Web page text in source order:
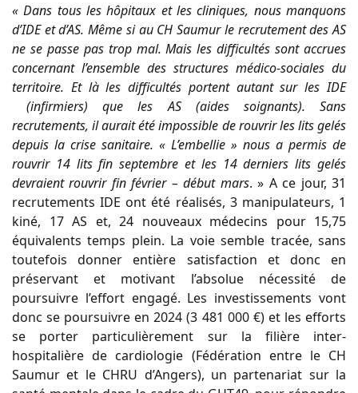
« Dans tous les hôpitaux et les cliniques, nous manquons
d’IDE et d’AS. Même si au CH Saumur le recrutement des AS
ne se passe pas trop mal. Mais les difficultés sont accrues
concernant l’ensemble des structures médico-sociales du
territoire. Et là les difficultés portent autant sur les IDE
(infirmiers) que les AS (aides soignants). Sans
recrutements, il aurait été impossible de rouvrir les lits gelés
depuis la crise sanitaire. « L’embellie » nous a permis de
rouvrir 14 lits fin septembre et les 14 derniers lits gelés
devraient rouvrir fin février – début mars. » A ce jour, 31
recrutements IDE ont été réalisés, 3 manipulateurs, 1
kiné, 17 AS et, 24 nouveaux médecins pour 15,75
équivalents temps plein. La voie semble tracée, sans
toutefois donner entière satisfaction et donc en
préservant et motivant l’absolue nécessité de
poursuivre l’effort engagé. Les investissements vont
donc se poursuivre en 2024 (3 481 000 €) et les efforts
se porter particulièrement sur la filière inter-
hospitalière de cardiologie (Fédération entre le CH
Saumur et le CHRU d’Angers), un partenariat sur la